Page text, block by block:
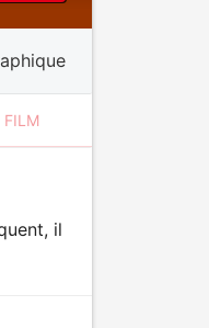
FILM
il